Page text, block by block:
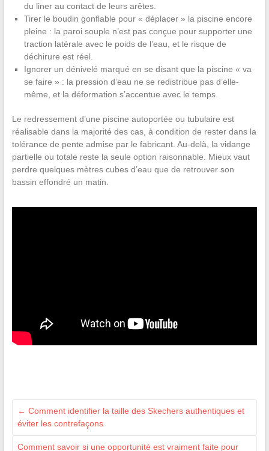
du liner au contact de leurs arêtes.
Tirer le boudin gonflable pour « déplacer » la piscine encore
pleine : la paroi souple n’est pas conçue pour supporter une
traction latérale avec le poids de l’eau, et le risque de
déchirure est réel.
Ignorer un dénivelé marqué en se disant que la piscine « va
se faire » : la pression d’eau ne se redistribue pas d’elle-
même, et la déformation s’accentue avec le temps.
Le redressement d’une piscine autoportée ou tubulaire est
réalisable dans la majorité des cas, à condition de rester dans la
tolérance de pente admise par le fabricant. Au-delà, la vidange
partielle ou totale reste la seule option raisonnable. Mieux vaut
perdre quelques mètres cubes d’eau que de retrouver son
bassin effondré un matin.
← Comment identifier la taille des Skechers authentiques et
éviter les contrefaçons
Comment savoir si une opportunité est vraiment faite pour